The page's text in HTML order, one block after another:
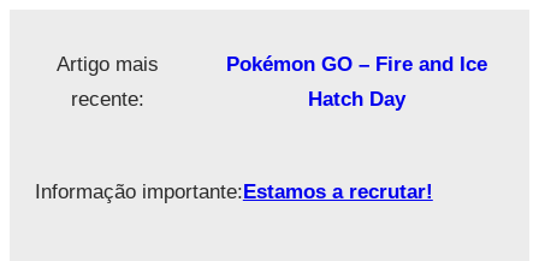
Artigo mais
recente:
Pokémon GO – Fire and Ice
Hatch Day
Informação importante:Estamos a recrutar!